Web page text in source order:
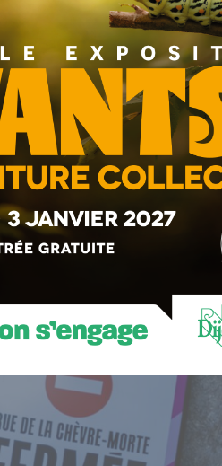
d’eau potable et d’assainissement